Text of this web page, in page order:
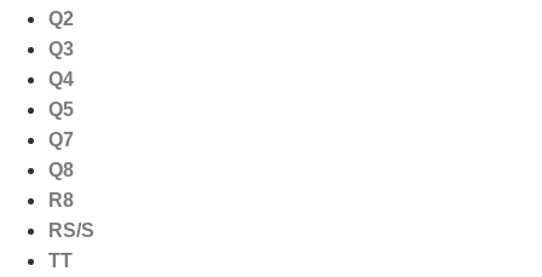
Q2
Q3
Q4
Q5
Q7
Q8
R8
RS/S
TT